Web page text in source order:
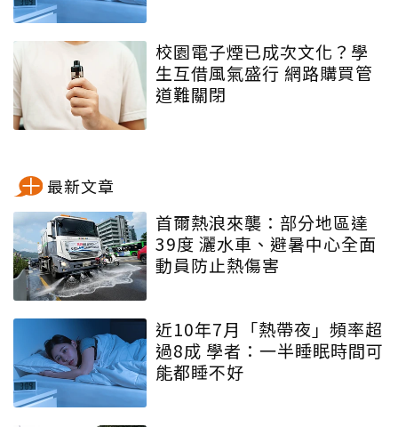
校園電子煙已成次文化？學
生互借風氣盛行 網路購買管
道難關閉
最新文章
首爾熱浪來襲：部分地區達
39度 灑水車、避暑中心全面
動員防止熱傷害
近10年7月「熱帶夜」頻率超
過8成 學者：一半睡眠時間可
能都睡不好